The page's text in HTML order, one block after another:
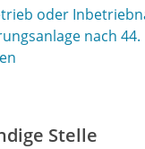
oder
nach 44.
Stelle